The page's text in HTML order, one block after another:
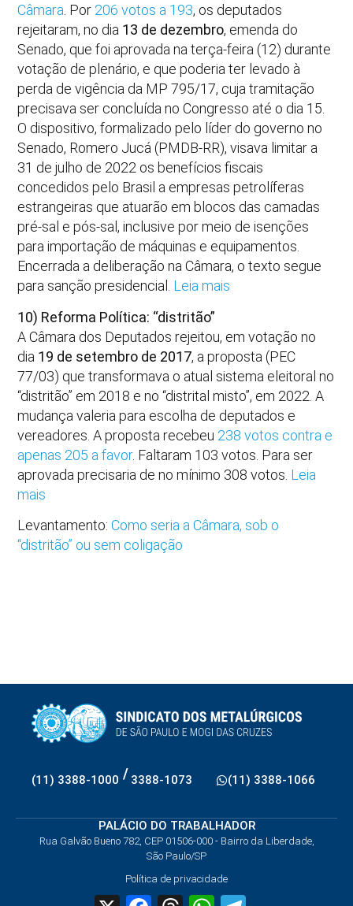
Câmara . Por 206 votos a 193, os deputados
rejeitaram, no dia 13 de dezembro, emenda do
Senado, que foi aprovada na terça-feira (12) durante
votação de plenário, e que poderia ter levado à
perda de vigência da MP 795/17, cuja tramitação
precisava ser concluída no Congresso até o dia 15.
O dispositivo, formalizado pelo líder do governo no
Senado, Romero Jucá (PMDB-RR), visava limitar a
31 de julho de 2022 os benefícios fiscais
concedidos pelo Brasil a empresas petrolíferas
estrangeiras que atuarão em blocos das camadas
pré-sal e pós-sal, inclusive por meio de isenções
para importação de máquinas e equipamentos.
Encerrada a deliberação na Câmara, o texto segue
para sanção presidencial. Leia mais
10) Reforma Política: “distritão”
A Câmara dos Deputados rejeitou, em votação no
dia 19 de setembro de 2017, a proposta (PEC
77/03) que transformava o atual sistema eleitoral no
“distritão” em 2018 e no “distrital misto”, em 2022. A
mudança valeria para escolha de deputados e
vereadores. A proposta recebeu 238 votos contra e
apenas 205 a favor. Faltaram 103 votos. Para ser
aprovada precisaria de no mínimo 308 votos. Leia
mais
Levantamento:Como seria a Câmara, sob o
“distritão” ou sem coligação
(11) 3388-1000 / 3388-1073 (11) 3388-1066
PALÁCIO DO TRABALHADOR
Rua Galvão Bueno 782, CEP 01506-000 - Bairro da Liberdade,
São Paulo/SP
Política de privacidade
X FacebookThreadsWhatsApp